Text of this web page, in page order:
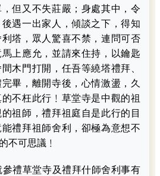
但又不失莊嚴；身處其中，令
遇一出家人，傾談之下，得知
塔，眾人驚喜不禁，連問可否
上應允，並請來住持，以鑰匙
木門打開，任吾等繞塔禮拜、
畢，離開寺後，心情激盪，久
不枉此行﹗草堂寺是中觀的祖
祖師，禮拜祖庭自是此行的目
禮拜祖師舍利，卻極為意想不
不可思議﹗
禮草堂寺及禮拜什師舍利事有